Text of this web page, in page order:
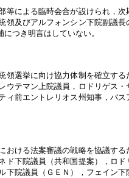
等による臨時会合が設けられ，
及びアルフォンシン下院副議
つき明言はしていない。
選挙に向け協力体制を確立す
テマン上院議員，ロドリゲス
前エントレリオス州知事，バ
おける法案審議の戦略を協議す
下院議員（共和国提案），ロ
院議員（ＧＥＮ），フェイン